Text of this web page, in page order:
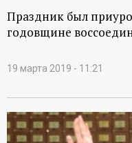
Праздник был
годовщине
19 марта 2019 - 11:21